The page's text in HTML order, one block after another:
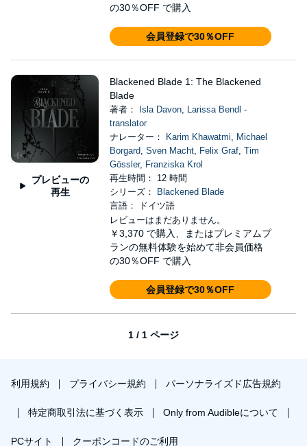
の30％OFF で購入
会員登録で30％OFF
プレビューの
再生
Blackened Blade 1: The Blackened
Blade
著者： Isla Davon, Larissa Bendl -
translator
ナレーター：
Karim Khawatmi, Michael
Borgard, Sven Macht, Felix Graf, Tim
Gössler, Franziska Krol
再生時間： 12 時間
シリーズ：
Blackened Blade
言語： ドイツ語
レビューはまだありません。
￥3,370 で購入、またはプレミアムプ
ランの無料体験を始めて非会員価格
の30％OFF で購入
会員登録で30％OFF
1 / 1 ページ
利用規約 プライバシー規約 パーソナライズド広告規約
特定商取引法に基づく表示 Only from Audibleについて
PCサイト クーポンコードのご利用